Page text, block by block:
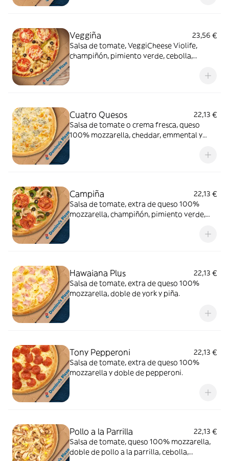
Veggiña
23,56 €
Salsa de tomate, VeggiCheese Violife,
champiñón, pimiento verde, cebolla,
Cuatro Quesos
22,13 €
Salsa de tomate o crema fresca, queso
100% mozzarella, cheddar, emmental y
Campiña
22,13 €
Salsa de tomate, extra de queso 100%
mozzarella, champiñón, pimiento verde,
Hawaiana Plus
22,13 €
Salsa de tomate, extra de queso 100%
mozzarella, doble de york y piña.
Tony Pepperoni
22,13 €
Salsa de tomate, extra de queso 100%
mozzarella y doble de pepperoni.
Pollo a la Parrilla
22,13 €
Salsa de tomate, queso 100% mozzarella,
doble de pollo a la parrilla, cebolla,